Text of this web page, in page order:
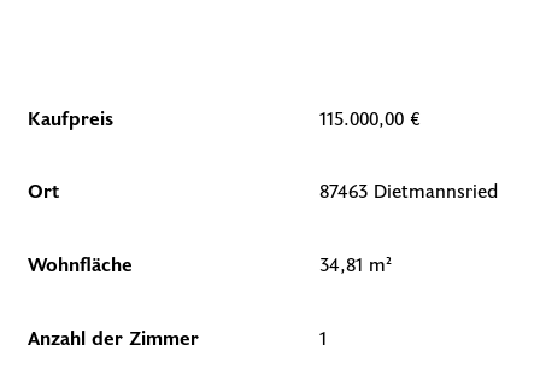
Kaufpreis 115.000,00 €
Ort 87463 Dietmannsried
Wohnfläche 34,81 m²
Anzahl der Zimmer 1